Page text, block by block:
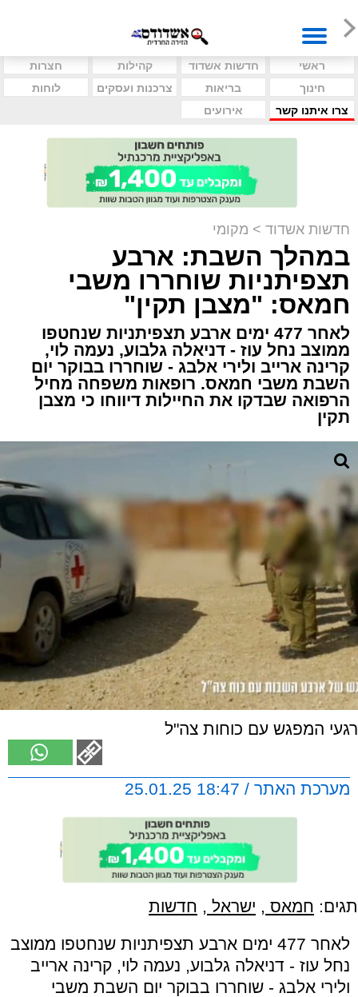
ראשי חדשות אשדוד קהילות
חצרות
חינוך
בריאות צרכנות ועסקים
לוחות
צרו איתנו קשר
אירועים
חדשות אשדוד > מקומי
במהלך השבת: ארבע
תצפיתניות שוחררו משבי
חמאס: "מצבן תקין"
לאחר 477 ימים ארבע תצפיתניות שנחטפו
ממוצב נחל עוז - דניאלה גלבוע, נעמה לוי,
קרינה ארייב ולירי אלבג - שוחררו בבוקר יום
השבת משבי חמאס. רופאות משפחה מחיל
הרפואה שבדקו את החיילות דיווחו כי מצבן
תקין
רגעי המפגש עם כוחות צה"ל
מערכת האתר / 18:47 25.01.25
תגים: חמאס , ישראל , חדשות
לאחר 477 ימים ארבע תצפיתניות שנחטפו ממוצב
נחל עוז - דניאלה גלבוע, נעמה לוי, קרינה ארייב
ולירי אלבג - שוחררו בבוקר יום השבת משבי